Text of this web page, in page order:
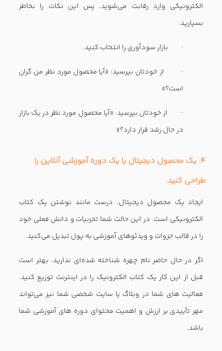
الکترونیکی وارد رقابت می‌شوید، پس این نکات را بخاطر
بسپارید:
· بازار سودآوری را انتخاب کنید.
· از خودتان بپرسید: «آیا محصول مورد نظر من گران
است؟»
· از خودتان بپرسید: «آیا محصول مورد نظر در یک بازار
در حال رشد قرار دارد؟»
۴. یک محصول دیجیتال یا یک دوره آموزشی آنلاین را
طراحی کنید.
ایجاد یک محصول دیجیتال، درست مانند نوشتن یک کتاب
الکترونیکی است. در این حالت شما تجربیات و دانش فعلی خود
را در قالب جزوات و ویدئوهای آموزشی به پول تبدیل می‌کنید.
اگر در حال حاضر نام چهره شناخته شده‌ای ندارید، بهتر است
قبل از این کار یک کتاب الکترونیک را در اینترنت توزیع کنید.
فعالیت های شما در وبلاگ یا سایت شخصی شما نیز می‌تواند
مهر تأییدی بر ارزش و اهمیت محتوای دوره های آموزشی شما
باشد.